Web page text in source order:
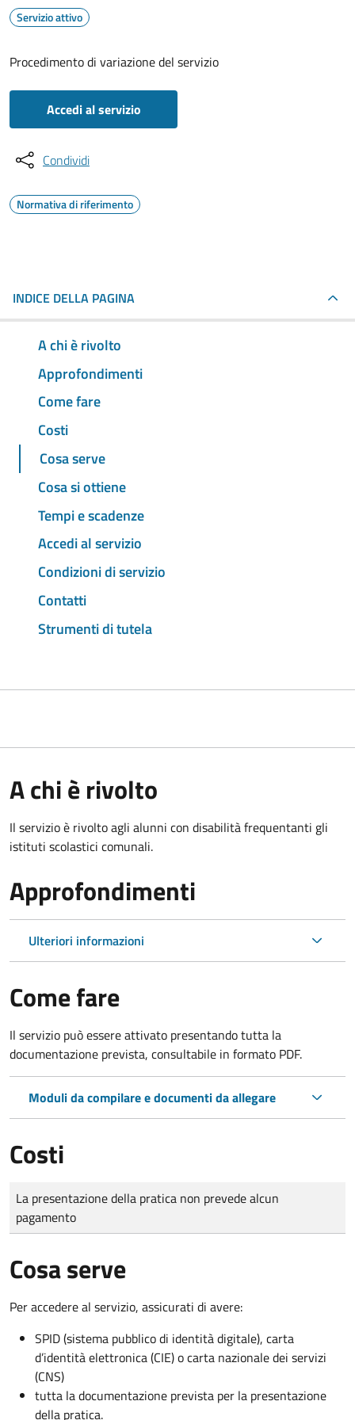
Servizio attivo
Procedimento di variazione del servizio
Accedi al servizio
Condividi
Normativa di riferimento
INDICE DELLA PAGINA
A chi è rivolto
Approfondimenti
Come fare
Costi
Cosa serve
Cosa si ottiene
Tempi e scadenze
Accedi al servizio
Condizioni di servizio
Contatti
Strumenti di tutela
A chi è rivolto
Il servizio è rivolto agli alunni con disabilità frequentanti gli
istituti scolastici comunali.
Approfondimenti
Ulteriori informazioni
Come fare
Il servizio può essere attivato presentando tutta la
documentazione prevista, consultabile in formato PDF.
Moduli da compilare e documenti da allegare
Costi
Tipo di pagamento
Importo
La presentazione della pratica non prevede alcun
pagamento
Cosa serve
Per accedere al servizio, assicurati di avere:
SPID (sistema pubblico di identità digitale), carta
d’identità elettronica (CIE) o carta nazionale dei servizi
(CNS)
tutta la documentazione prevista per la presentazione
della pratica.